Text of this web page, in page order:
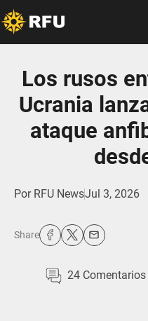
Los rusos
Ucrania
ataque
Por RFU NewsJul 3, 2026
Share
24 Comentarios